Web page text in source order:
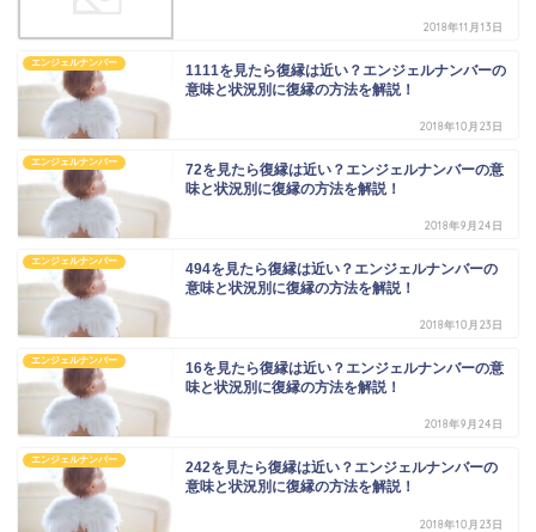
2018年11月13日
エンジェルナンバー
1111を見たら復縁は近い？エンジェルナンバーの
意味と状況別に復縁の方法を解説！
2018年10月23日
エンジェルナンバー
72を見たら復縁は近い？エンジェルナンバーの意
味と状況別に復縁の方法を解説！
2018年9月24日
エンジェルナンバー
494を見たら復縁は近い？エンジェルナンバーの
意味と状況別に復縁の方法を解説！
2018年10月23日
エンジェルナンバー
16を見たら復縁は近い？エンジェルナンバーの意
味と状況別に復縁の方法を解説！
2018年9月24日
エンジェルナンバー
242を見たら復縁は近い？エンジェルナンバーの
意味と状況別に復縁の方法を解説！
2018年10月23日